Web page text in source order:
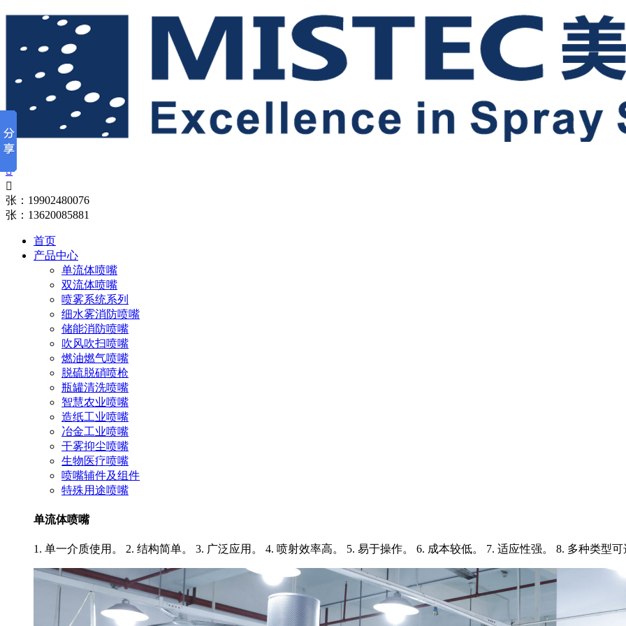


张：19902480076
张：13620085881
首页
产品中心
单流体喷嘴
双流体喷嘴
喷雾系统系列
细水雾消防喷嘴
储能消防喷嘴
吹风吹扫喷嘴
燃油燃气喷嘴
脱硫脱硝喷枪
瓶罐清洗喷嘴
智慧农业喷嘴
造纸工业喷嘴
冶金工业喷嘴
干雾抑尘喷嘴
生物医疗喷嘴
喷嘴辅件及组件
特殊用途喷嘴
单流体喷嘴
1. 单一介质使用。 2. 结构简单。 3. 广泛应用。 4. 喷射效率高。 5. 易于操作。 6. 成本较低。 7. 适应性强。 8. 多种类型可